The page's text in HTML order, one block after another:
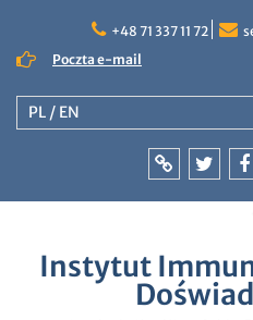
content
+48 71 337 11 72
Poczta e-mail
PL / EN
Instytut